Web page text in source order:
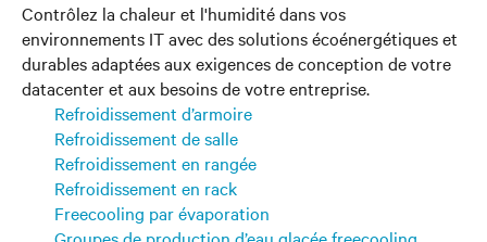
Contrôlez la chaleur et l'humidité dans vos
environnements IT avec des solutions écoénergétiques et
durables adaptées aux exigences de conception de votre
datacenter et aux besoins de votre entreprise.
Refroidissement d’armoire
Refroidissement de salle
Refroidissement en rangée
Refroidissement en rack
Freecooling par évaporation